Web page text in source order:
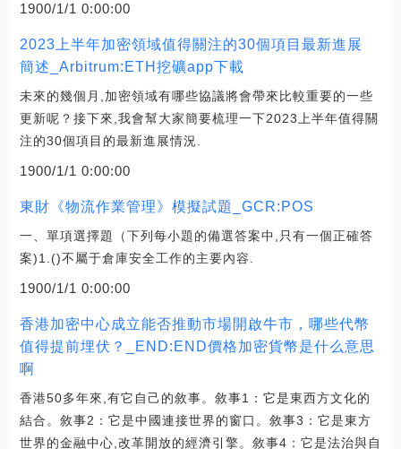
1900/1/1 0:00:00
2023上半年加密領域值得關注的30個項目最新進展
簡述_Arbitrum:ETH挖礦app下載
未來的幾個月,加密領域有哪些協議將會帶來比較重要的一些
更新呢？接下來,我會幫大家簡要梳理一下2023上半年值得關
注的30個項目的最新進展情況.
1900/1/1 0:00:00
東財《物流作業管理》模擬試題_GCR:POS
一、單項選擇題（下列每小題的備選答案中,只有一個正確答
案)1.()不屬于倉庫安全工作的主要內容.
1900/1/1 0:00:00
香港加密中心成立能否推動市場開啟牛市，哪些代幣
值得提前埋伏？_END:END價格加密貨幣是什么意思
啊
香港50多年來,有它自己的敘事。敘事1：它是東西方文化的
結合。敘事2：它是中國連接世界的窗口。敘事3：它是東方
世界的金融中心,改革開放的經濟引擎。敘事4：它是法治與自